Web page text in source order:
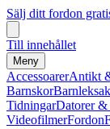
Sälj ditt fordon
Till innehållet
Meny
AccessoarerAntikt
Barnskor
TidningarDatorer
VideofilmerFordon